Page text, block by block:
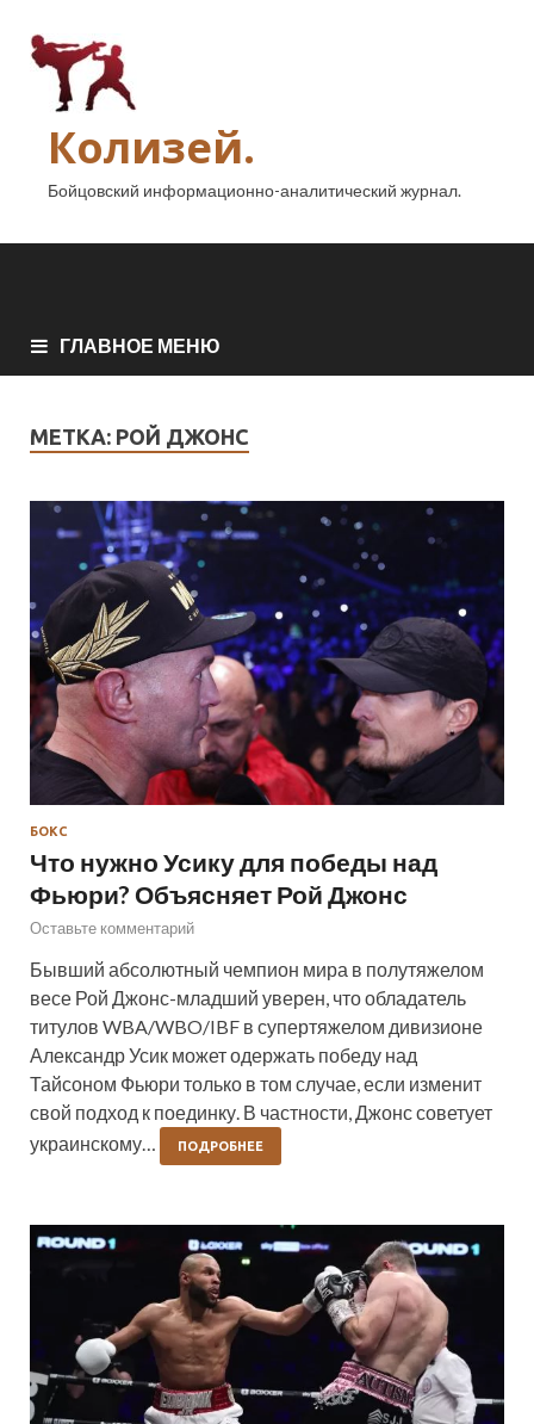
Колизей.
Бойцовский информационно-аналитический журнал.
ГЛАВНОЕ МЕНЮ
МЕТКА: РОЙ ДЖОНС
БОКС
Что нужно Усику для победы над
Фьюри? Объясняет Рой Джонс
Оставьте комментарий
Бывший абсолютный чемпион мира в полутяжелом
весе Рой Джонс-младший уверен, что обладатель
титулов WBA/WBO/IBF в супертяжелом дивизионе
Александр Усик может одержать победу над
Тайсоном Фьюри только в том случае, если изменит
свой подход к поединку. В частности, Джонс советует
украинскому…
ПОДРОБНЕЕ